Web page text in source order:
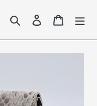
検索 Log in Cart